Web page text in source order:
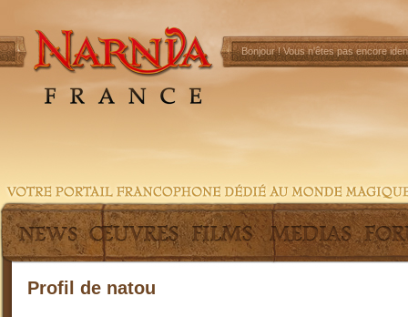
Bonjour !Vous n'êtes pas encore
Profil de natou